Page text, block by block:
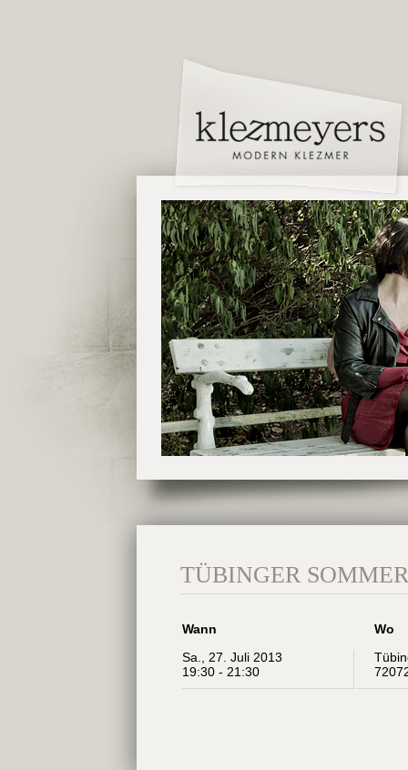
TÜBINGER
Wann
Wo
Sa., 27. Juli 2013
19:30 - 21:30